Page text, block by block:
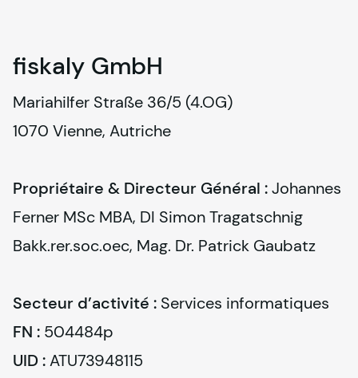
fiskaly GmbH
Mariahilfer Straße 36/5 (4.OG)
1070 Vienne, Autriche
Propriétaire & Directeur Général : Johannes
Ferner MSc MBA, DI Simon Tragatschnig
Bakk.rer.soc.oec, Mag. Dr. Patrick Gaubatz
Secteur d’activité : Services informatiques
FN :
UID :